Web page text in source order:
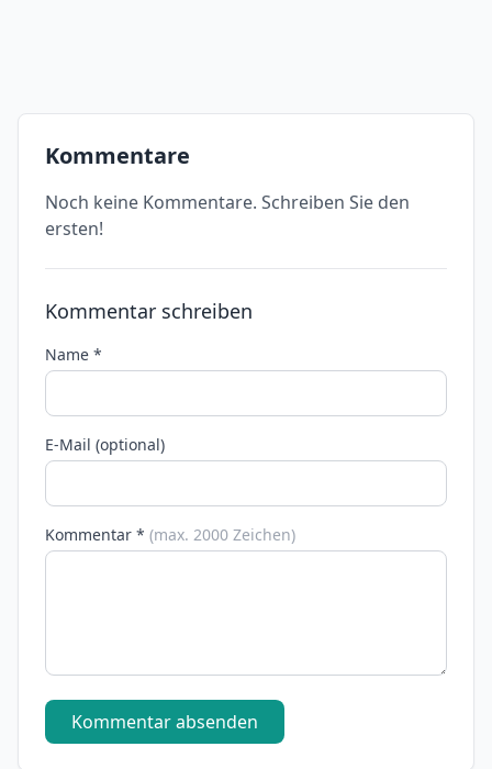
Kommentare
Noch keine Kommentare. Schreiben Sie den
ersten!
Kommentar schreiben
Name *
E-Mail (optional)
Kommentar * (max. 2000 Zeichen)
Kommentar absenden